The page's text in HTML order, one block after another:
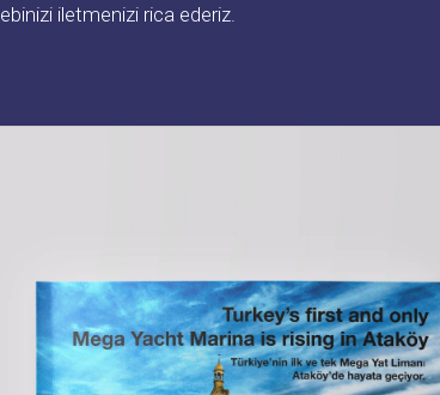
iletmenizi rica ederiz.